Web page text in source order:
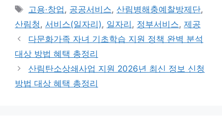
Tags
고용·창업 , 공공서비스,산림병해충예찰방제단,
산림청 , 서비스(일자리), 일자리 , 정부서비스, 제공
다문화가족 자녀 기초학습 지원 정책 완벽 분석
대상 방법 혜택 총정리
산림탄소상쇄사업 지원 2026년 최신 정보 신청
방법 대상 혜택 총정리